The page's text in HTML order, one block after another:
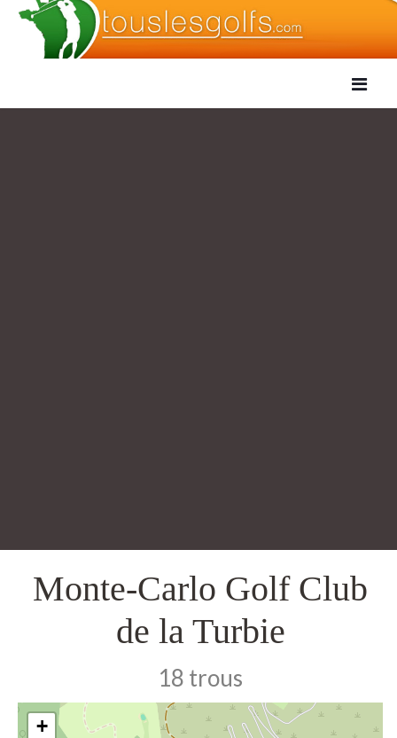
Monte-Carlo Golf Club
de la Turbie
18 trous
+